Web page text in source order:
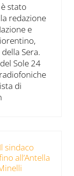
stato
redazione
e
Sera.
Sole 24
di
sindaco
all’Antella